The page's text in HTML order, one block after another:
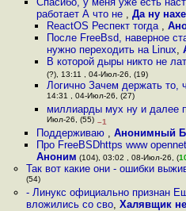
работает А что не , Да ну
ReactOS Респект тогда ,
После FreeBsd, наверное
нужно переходить на Linux,
В которой дыры никто не
(?), 13:11 , 04-Июл-26, (19)
Логично Зачем держать то,
14:31 , 04-Июл-26, (27)
миллиарды мух ну и далее
Июл-26, (55) –1
Поддерживаю , Анонимный
Про FreeBSDhttps www
Аноним (104), 03:02 , 08-Июл-26, (
Так вот какие они - ошибки
(54)
- Линукс официально признан
вложились со сво, Халявщик